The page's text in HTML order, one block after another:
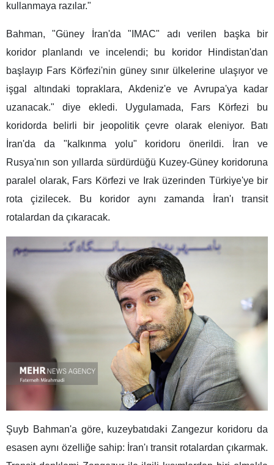
kullanmaya razılar."
Bahman, "Güney İran'da "IMAC" adı verilen başka bir
koridor planlandı ve incelendi; bu koridor Hindistan'dan
başlayıp Fars Körfezi'nin güney sınır ülkelerine ulaşıyor ve
işgal altındaki topraklara, Akdeniz'e ve Avrupa'ya kadar
uzanacak." diye ekledi. Uygulamada, Fars Körfezi bu
koridorda belirli bir jeopolitik çevre olarak eleniyor. Batı
İran'da da "kalkınma yolu" koridoru önerildi. İran ve
Rusya'nın son yıllarda sürdürdüğü Kuzey-Güney koridoruna
paralel olarak, Fars Körfezi ve Irak üzerinden Türkiye'ye bir
rota çizilecek. Bu koridor aynı zamanda İran'ı transit
rotalardan da çıkaracak.
Şuyb Bahman'a göre, kuzeybatıdaki Zangezur koridoru da
esasen aynı özelliğe sahip: İran'ı transit rotalardan çıkarmak.